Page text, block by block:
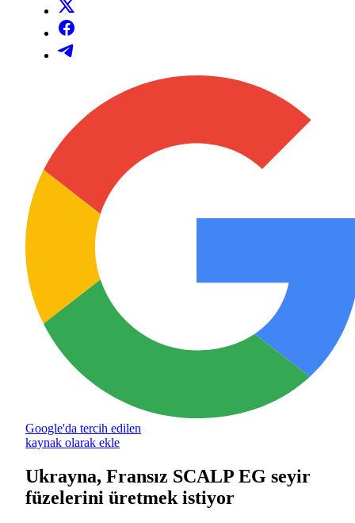
Google'da tercih edilen
kaynak olarak ekle
Ukrayna, Fransız SCALP EG seyir
füzelerini üretmek istiyor